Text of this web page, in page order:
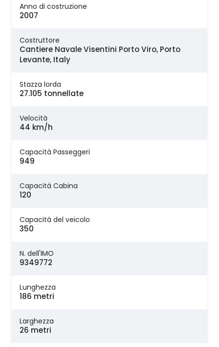
Anno di costruzione
2007
Costruttore
Cantiere Navale Visentini Porto Viro, Porto
Levante, Italy
Stazza lorda
27.105 tonnellate
Velocità
44 km/h
Capacità Passeggeri
949
Capacità Cabina
120
Capacità del veicolo
350
N. dell'IMO
9349772
Lunghezza
186 metri
Larghezza
26 metri